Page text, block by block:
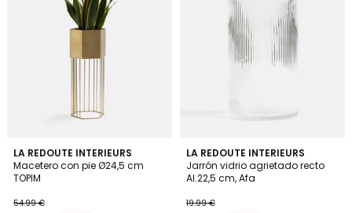
LA REDOUTE INTERIEURS
Macetero con pie Ø24,5 cm
TOPIM
54.99 €
4
/
5
LA REDOUTE INTERIEURS
Jarrón vidrio agrietado recto
Al.22,5 cm, Afa
19.99 €
4,7
/ 5